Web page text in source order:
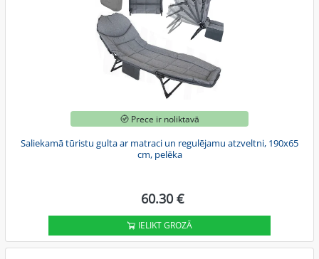
Prece ir noliktavā
Saliekamā tūristu gulta ar matraci un regulējamu atzveltni, 190x65
cm, pelēka
60.30 €
IELIKT GROZĀ